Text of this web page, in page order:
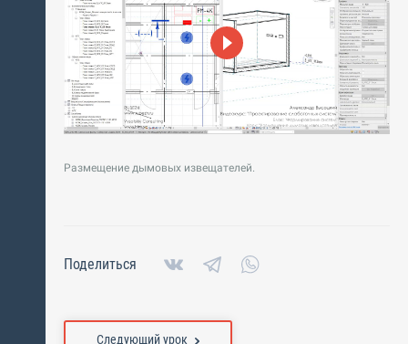
Размещение дымовых извещателей.
Поделиться
Следующий урок